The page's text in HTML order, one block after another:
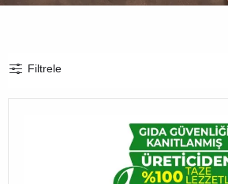
Filtrele